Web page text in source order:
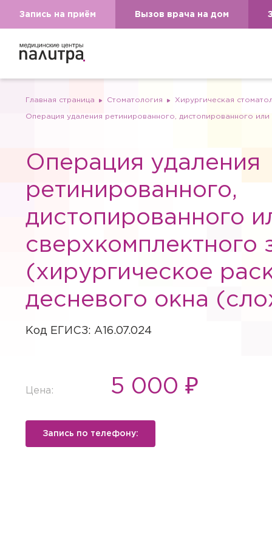
Запись на приём Вызов врача на дом
Главная страница Стоматология Хирургическая
Операция удаления ретинированного, дистопированного
Операция удаления
ретинированного,
дистопированного
сверхкомплектного
(хирургическое
десневого окна
Код ЕГИСЗ: A16.07.024
Цена: 5 000 ₽
Запись по телефону: